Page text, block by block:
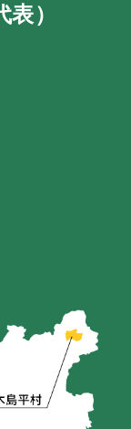
）